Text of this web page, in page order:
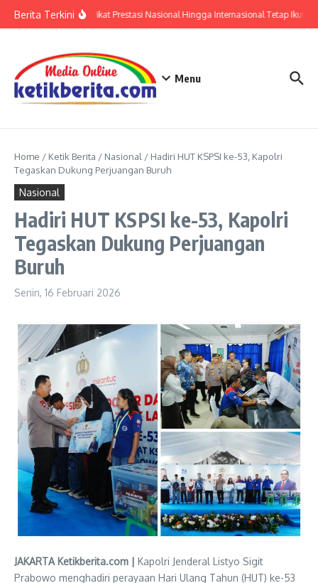
Berita TerkiniPolri: Sertifikat Prestasi Nasional Hingga Internasional Tetap Ikuti
Menu
Home / Ketik Berita / Nasional / Hadiri HUT KSPSI ke-53, Kapolri
Tegaskan Dukung Perjuangan Buruh
Nasional
Hadiri HUT KSPSI ke-53, Kapolri
Tegaskan Dukung Perjuangan
Buruh
Senin, 16 Februari 2026
JAKARTA Ketikberita.com | Kapolri Jenderal Listyo Sigit
Prabowo menghadiri perayaan Hari Ulang Tahun (HUT) ke-53